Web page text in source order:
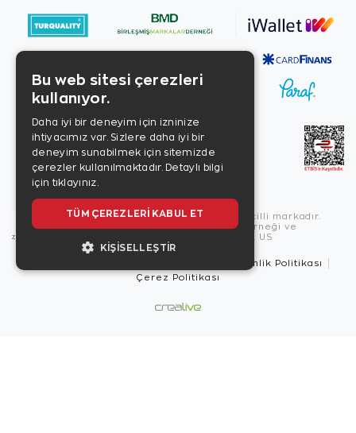
Copyright © 2026, Zen Diamond tescilli markadır.
Zen Diamond Birleşmiş Markalar Derneği ve
Turquality Destek Programı üyesidir. US
Güvenlik Politikası
Çerez Politikası
Bu web sitesi çerezleri
kullanıyor.
Daha iyi bir deneyim için izninize
ihtiyacımız var. Sizlere daha iyi bir
deneyim sunabilmek için sitemizde
çerezler kullanılmaktadır. Detaylı bilgi
için tıklayınız.
TÜM ÇEREZLERI KABUL ET
KIŞISELLEŞTIR